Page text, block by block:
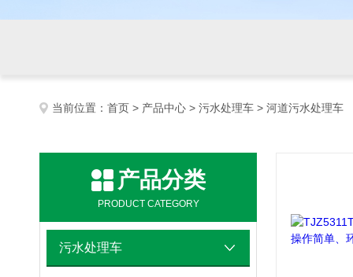
当前位置： 首页 > 产品中心 > 污水处理车 > 河道污水处理车
产品分类
PRODUCT CATEGORY
污水处理车